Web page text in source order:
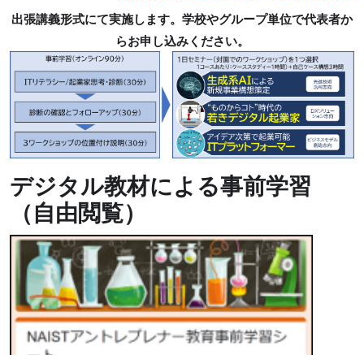
出張講義形式にて実施します。学校やグループ単位で代表者か
らお申し込みください。
デジタル教材による事前学習
（自由閲覧）